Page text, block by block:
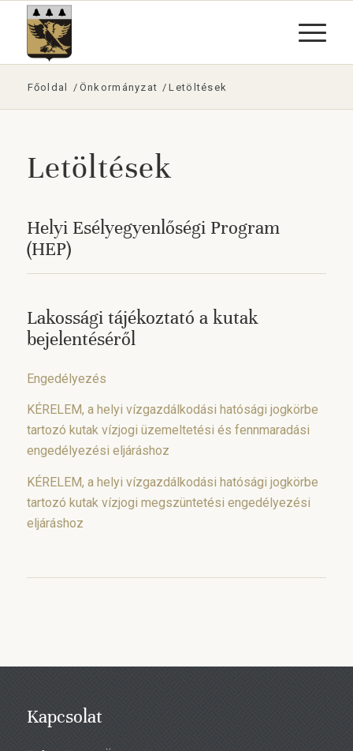
Főoldal / Önkormányzat / Letöltések
Letöltések
Helyi Esélyegyenlőségi Program
(HEP)
Lakossági tájékoztató a kutak
bejelentéséről
Engedélyezés
KÉRELEM, a helyi vízgazdálkodási hatósági jogkörbe
tartozó kutak vízjogi üzemeltetési és fennmaradási
engedélyezési eljáráshoz
KÉRELEM, a helyi vízgazdálkodási hatósági jogkörbe
tartozó kutak vízjogi megszüntetési engedélyezési
eljáráshoz
Kapcsolat